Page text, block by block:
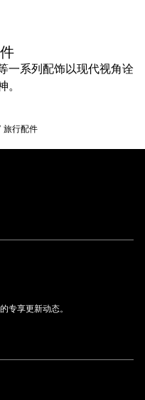
一系列配饰以现代视角诠
。
旅行配件
专享更新动态。